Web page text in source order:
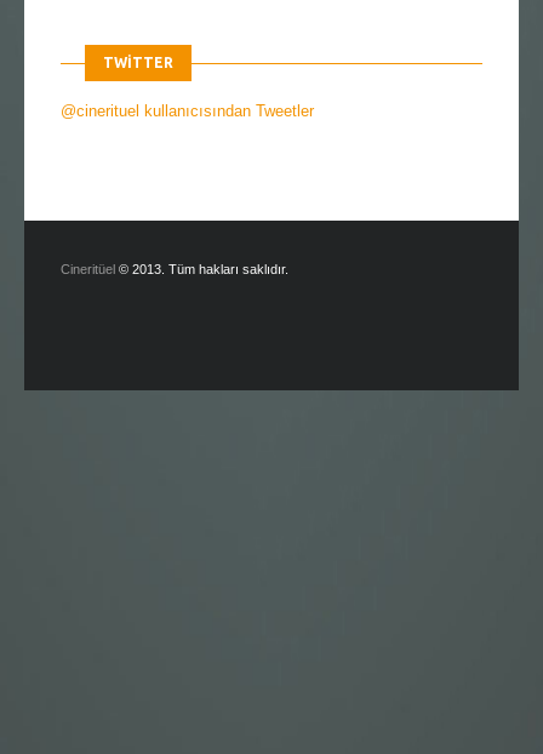
TWITTER
@cinerituel kullanıcısından Tweetler
Cineritüel © 2013. Tüm hakları saklıdır.